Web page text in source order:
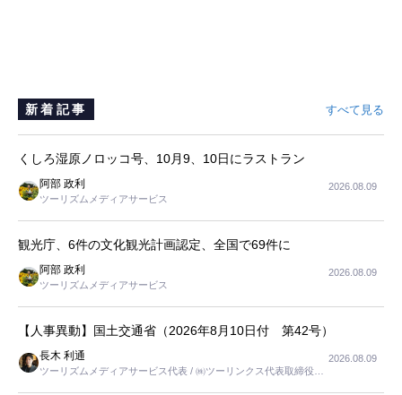
新着記事 すべて見る
くしろ湿原ノロッコ号、10月9、10日にラストラン
阿部 政利
ツーリズムメディアサービス
2026.08.09
観光庁、6件の文化観光計画認定、全国で69件に
阿部 政利
ツーリズムメディアサービス
2026.08.09
【人事異動】国土交通省（2026年8月10日付 第42号）
長木 利通
ツーリズムメディアサービス代表 / ㈱ツーリンクス代表取締役社
2026.08.09